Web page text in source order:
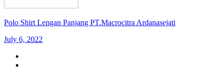
Polo Shirt Lengan Panjang PT.Macrocitra Ardanasejati
July 6, 2022